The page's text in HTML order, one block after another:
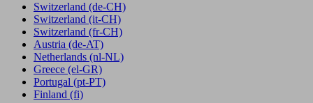
Switzerland (de-CH)
Switzerland (it-CH)
Switzerland (fr-CH)
Austria (de-AT)
Netherlands (nl-NL)
Greece (el-GR)
Portugal (pt-PT)
Finland (fi)